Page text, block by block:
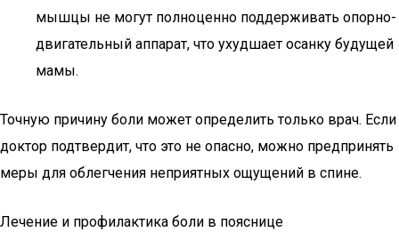
мышцы не могут полноценно поддерживать опорно-
двигательный аппарат, что ухудшает осанку будущей
мамы.
Точную причину боли может определить только врач. Если
доктор подтвердит, что это не опасно, можно предпринять
меры для облегчения неприятных ощущений в спине.
Лечение и профилактика боли в пояснице